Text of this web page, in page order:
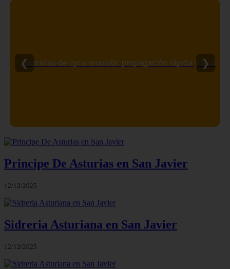
Semillas de cyca revoluta: propagación rápida y fácil
❮ ❯
Principe De Asturias en San Javier
12/12/2025
Sidreria Asturiana en San Javier
12/12/2025